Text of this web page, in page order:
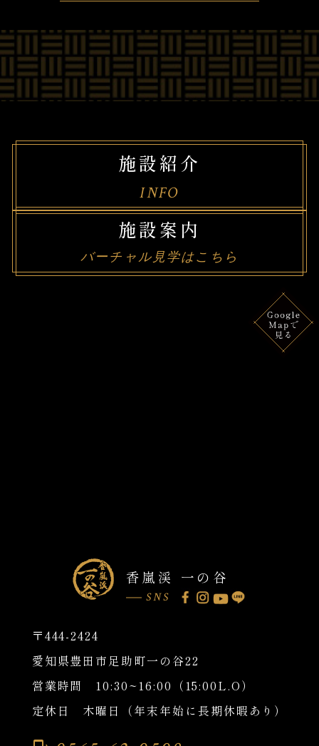
施設紹介
INFO
施設案内
バーチャル見学はこちら
香嵐渓 一の谷
SNS
〒444-2424
愛知県豊田市足助町一の谷22
営業時間 10:30~16:00（15:00L.O）
定休日 木曜日（年末年始に長期休暇あり）